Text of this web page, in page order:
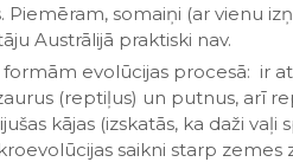
Piemēram, somaiņi (ar vienu
Austrālijā praktiski nav.
formām evolūcijas procesā: ir
(reptiļus) un putnus, arī
kājas (izskatās, ka daži vaļi
saikni starp zemes